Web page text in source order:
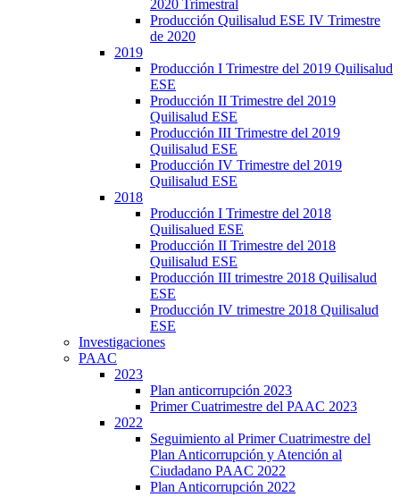
2020 Trimestral
Producción Quilisalud ESE IV Trimestre
de 2020
2019
Producción I Trimestre del 2019 Quilisalud
ESE
Producción II Trimestre del 2019
Quilisalud ESE
Producción III Trimestre del 2019
Quilisalud ESE
Producción IV Trimestre del 2019
Quilisalud ESE
2018
Producción I Trimestre del 2018
Quilisalued ESE
Producción II Trimestre del 2018
Quilisalud ESE
Producción III trimestre 2018 Quilisalud
ESE
Producción IV trimestre 2018 Quilisalud
ESE
Investigaciones
PAAC
2023
Plan anticorrupción 2023
Primer Cuatrimestre del PAAC 2023
2022
Seguimiento al Primer Cuatrimestre del
Plan Anticorrupción y Atención al
Ciudadano PAAC 2022
Plan Anticorrupción 2022